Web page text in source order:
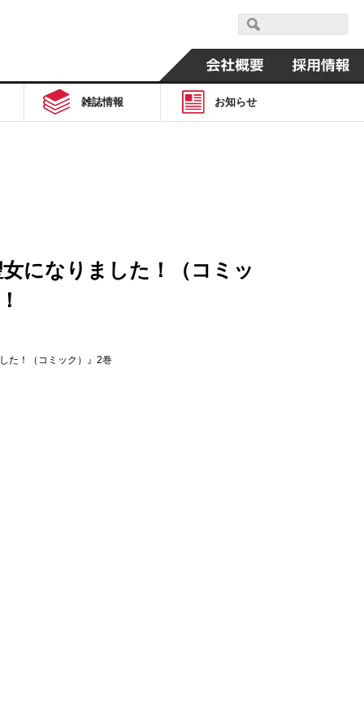
雑誌情報 お知らせ
になりました！（コミッ
た！（コミック）』2巻